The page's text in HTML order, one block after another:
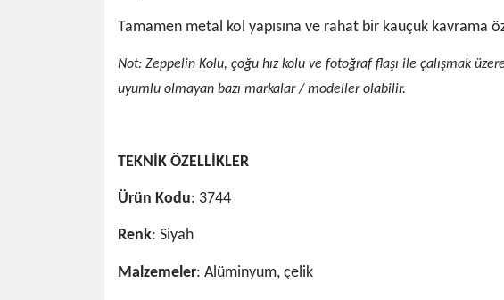
Tamamen metal kol yapısına ve rahat bir kauçuk kavrama
Not: Zeppelin Kolu, çoğu hız kolu ve fotoğraf flaşı ile çalışmak
uyumlu olmayan bazı markalar / modeller olabilir.
TEKNİK ÖZELLİKLER
Ürün Kodu: 3744
Renk: Siyah
Malzemeler: Alüminyum, çelik